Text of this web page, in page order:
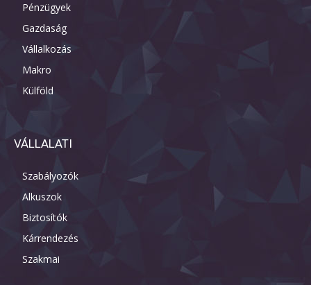
Pénzügyek
Gazdaság
Vállalkozás
Makro
Külföld
VÁLLALATI
Szabályozók
Alkuszok
Biztosítók
Kárrendezés
Szakmai